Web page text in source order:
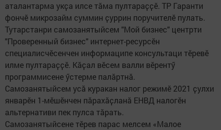
аталантарма укҫа илсе тӑма пултараҫҫӗ. ТР Гаранти
фончӗ микрозайм суммин ҫуррин поручителӗ пулать.
Тутарстанри самозанятыйсем "Мой бизнес" центрти
"Проверенный бизнес" интернет-ресурсӗн
специалисчӗсенчен информаципе консультаци тӗревӗ
илме пултараҫҫӗ. Кӑҫал вӗсем валли вӗрентӳ
программисене ӳстерме палӑртнӑ.
Самозанятыйсем усӑ куракан налог режимӗ 2021 ҫулхи
январӗн 1-мӗшӗнчен пӑрахӑҫланӑ ЕНВД налогӗн
альтернативи пек пулса тӑрать.
Самозанятыйсене тӗрев парас мелсем «Малое